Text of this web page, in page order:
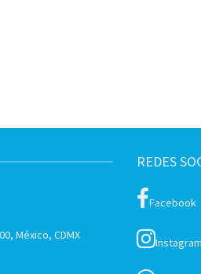
México, CDMX
REDES
Facebook
Instagram